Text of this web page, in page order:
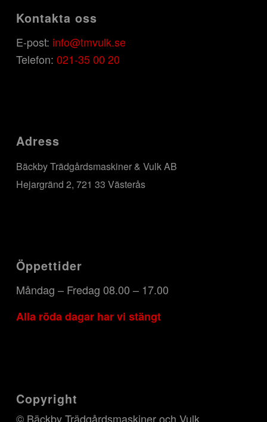
Kontakta oss
E-post: info@tmvulk.se
Telefon: 021-35 00 20
Adress
Bäckby Trädgårdsmaskiner & Vulk AB
Hejargränd 2, 721 33 Västerås
Öppettider
Måndag – Fredag 08.00 – 17.00
Alla röda dagar har vi stängt
Copyright
© Bäckby Trädgårdsmaskiner och Vulk